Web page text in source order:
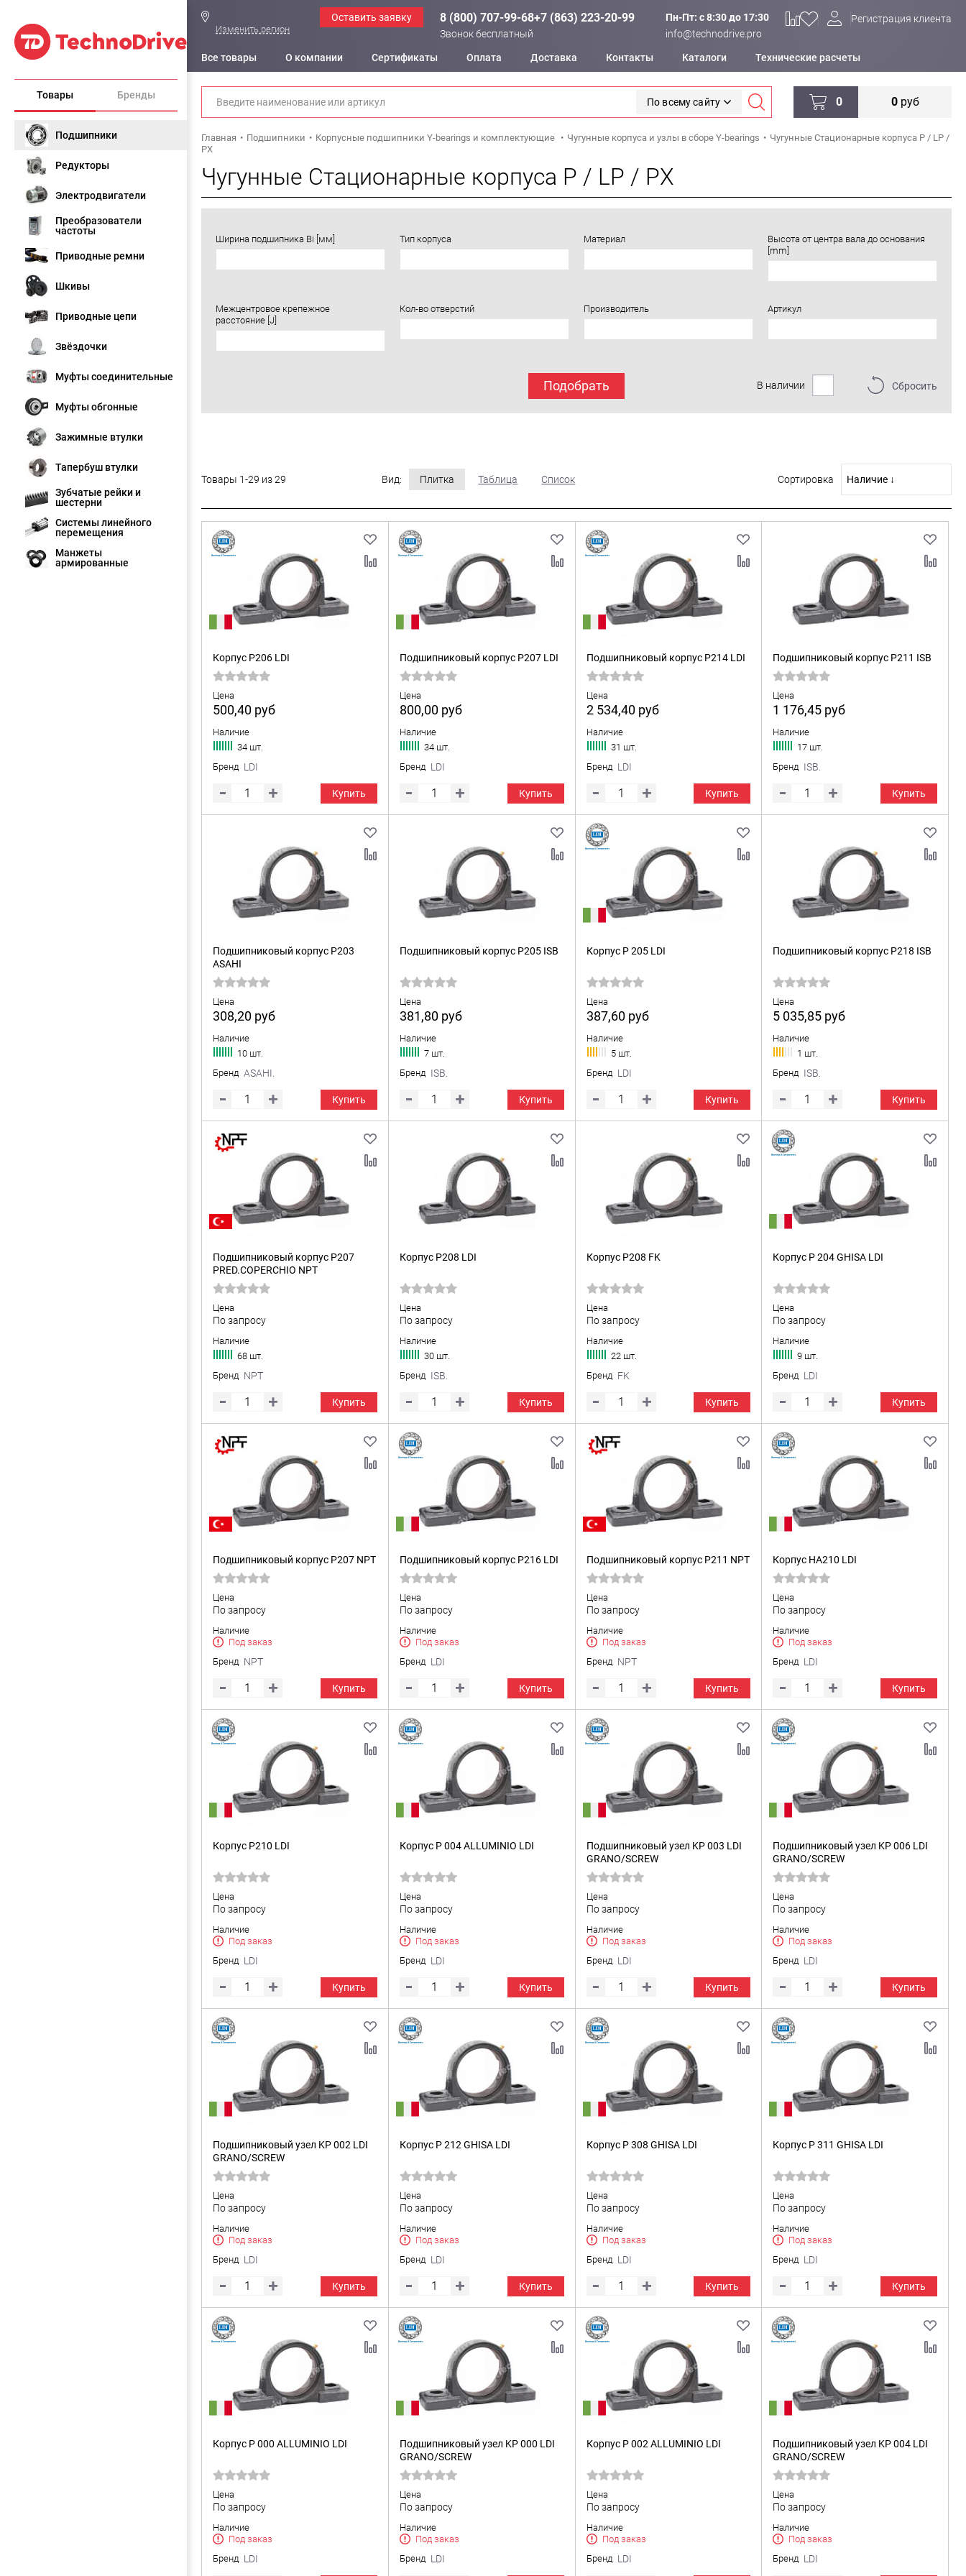
Товары Бренды
Подшипники
Редукторы
Электродвигатели
Преобразователи
частоты
Приводные ремни
Шкивы
Приводные цепи
Звёздочки
Муфты соединительные
Муфты обгонные
Зажимные втулки
Тапербуш втулки
Зубчатые рейки и
шестерни
Системы линейного
перемещения
Манжеты
армированные
Изменить регион
Оставить заявку 8 (800) 707-99-68+7 (863) 223-20-99
Звонок бесплатный
Пн-Пт: c 8:30 до 17:30
info@technodrive.pro
Регистрация клиента
Все товары О компании Сертификаты Оплата Доставка Контакты Каталоги Технические расчеты
По всему сайту 0 0руб
Главная Подшипники Корпусные подшипники Y-bearings и комплектующие Чугунные корпуса и узлы в сборе Y-bearings
Чугунные Стационарные корпуса P / LP /
PX
Чугунные Стационарные корпуса P / LP / PX
Ширина подшипника Bi [мм] Тип корпуса Материал
Высота от центра вала до основания
[mm]
Межцентровое крепежное
расстояние [J]
Кол-во отверстий Производитель Артикул
Подобрать В наличии Сбросить
Товары 1-29 из 29 Вид: Плитка Таблица Список Сортировка
Корпус P206 LDI
Цена
500,40 руб
Наличие
34 шт.
Бренд LDI
Купить
Подшипниковый корпус P207 LDI
Цена
800,00 руб
Наличие
34 шт.
Бренд LDI
Купить
Подшипниковый корпус P214 LDI
Цена
2 534,40 руб
Наличие
31 шт.
Бренд LDI
Купить
Подшипниковый корпус P211 ISB
Цена
1 176,45 руб
Наличие
17 шт.
Бренд ISB.
Купить
Подшипниковый корпус P203
ASAHI
Цена
308,20 руб
Наличие
10 шт.
Бренд ASAHI.
Купить
Подшипниковый корпус P205 ISB
Цена
381,80 руб
Наличие
7 шт.
Бренд ISB.
Купить
Корпус P 205 LDI
Цена
387,60 руб
Наличие
5 шт.
Бренд LDI
Купить
Подшипниковый корпус P218 ISB
Цена
5 035,85 руб
Наличие
1 шт.
Бренд ISB.
Купить
Подшипниковый корпус P207
PRED.COPERCHIO NPT
Цена
По запросу
Наличие
68 шт.
Бренд NPT
Купить
Корпус P208 LDI
Цена
По запросу
Наличие
30 шт.
Бренд ISB.
Купить
Корпус P208 FK
Цена
По запросу
Наличие
22 шт.
Бренд FK
Купить
Корпус P 204 GHISA LDI
Цена
По запросу
Наличие
9 шт.
Бренд LDI
Купить
Подшипниковый корпус P207 NPT
Цена
По запросу
Наличие
Под заказ
Бренд NPT
Купить
Подшипниковый корпус P216 LDI
Цена
По запросу
Наличие
Под заказ
Бренд LDI
Купить
Подшипниковый корпус P211 NPT
Цена
По запросу
Наличие
Под заказ
Бренд NPT
Купить
Корпус HA210 LDI
Цена
По запросу
Наличие
Под заказ
Бренд LDI
Купить
Корпус P210 LDI
Цена
По запросу
Наличие
Под заказ
Бренд LDI
Купить
Корпус P 004 ALLUMINIO LDI
Цена
По запросу
Наличие
Под заказ
Бренд LDI
Купить
Подшипниковый узел KP 003 LDI
GRANO/SCREW
Цена
По запросу
Наличие
Под заказ
Бренд LDI
Купить
Подшипниковый узел KP 006 LDI
GRANO/SCREW
Цена
По запросу
Наличие
Под заказ
Бренд LDI
Купить
Подшипниковый узел KP 002 LDI
GRANO/SCREW
Цена
По запросу
Наличие
Под заказ
Бренд LDI
Купить
Корпус P 212 GHISA LDI
Цена
По запросу
Наличие
Под заказ
Бренд LDI
Купить
Корпус P 308 GHISA LDI
Цена
По запросу
Наличие
Под заказ
Бренд LDI
Купить
Корпус P 311 GHISA LDI
Цена
По запросу
Наличие
Под заказ
Бренд LDI
Купить
Корпус P 000 ALLUMINIO LDI
Цена
По запросу
Наличие
Под заказ
Бренд LDI
Подшипниковый узел KP 000 LDI
GRANO/SCREW
Цена
По запросу
Наличие
Под заказ
Бренд LDI
Корпус P 002 ALLUMINIO LDI
Цена
По запросу
Наличие
Под заказ
Бренд LDI
Подшипниковый узел KP 004 LDI
GRANO/SCREW
Цена
По запросу
Наличие
Под заказ
Бренд LDI